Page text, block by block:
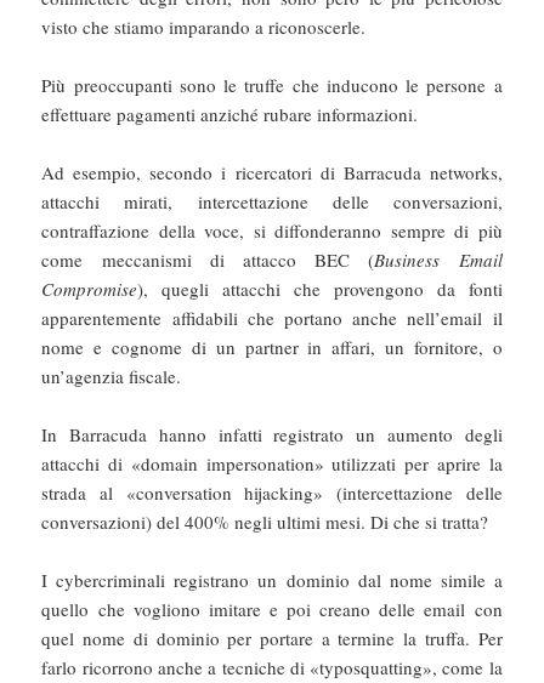
visto che stiamo imparando a riconoscerle.
Più preoccupanti sono le truffe che inducono le persone a
effettuare pagamenti anziché rubare informazioni.
Ad esempio, secondo i ricercatori di Barracuda networks,
attacchi mirati, intercettazione delle conversazioni,
contraffazione della voce, si diffonderanno sempre di più
come meccanismi di attacco BEC (Business Email
Compromise), quegli attacchi che provengono da fonti
apparentemente affidabili che portano anche nell’email il
nome e cognome di un partner in affari, un fornitore, o
un’agenzia fiscale.
In Barracuda hanno infatti registrato un aumento degli
attacchi di «domain impersonation» utilizzati per aprire la
strada al «conversation hijacking» (intercettazione delle
conversazioni) del 400% negli ultimi mesi. Di che si tratta?
I cybercriminali registrano un dominio dal nome simile a
quello che vogliono imitare e poi creano delle email con
quel nome di dominio per portare a termine la truffa. Per
farlo ricorrono anche a tecniche di «typosquatting», come la